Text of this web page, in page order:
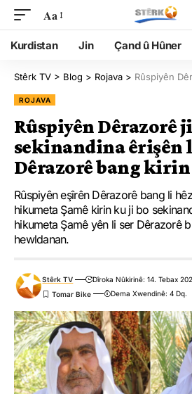
Aa
Kurdistan Jin Çand û Hûner
Stêrk TV > Blog > Rojava > Rûspiyên Dêrazorê ji bo
ROJAVA
Rûspiyên Dêrazorê
sekinandina êrişên
Dêrazorê bang kirin
Rûspiyên eşîrên Dêrazorê bang li
hikumeta Şamê kirin ku ji bo
hikumeta Şamê yên li ser Dêrazorê
hewldanan.
Stêrk TV
Dîroka Nûkirinê: 14. Tebax
Dema Xwendinê: 4 Dq.